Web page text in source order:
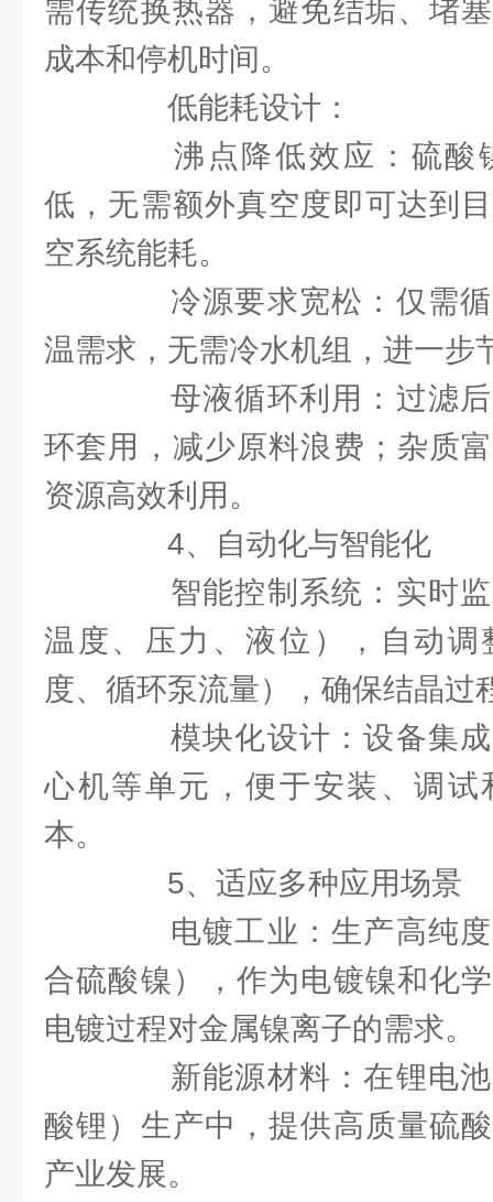
需传统换热器，避免结垢、堵
成本和停机时间。
低能耗设计：
沸点降低效应：硫酸
低，无需额外真空度即可达到
空系统能耗。
冷源要求宽松：仅需循
温需求，无需冷水机组，进一步
母液循环利用：过滤后
环套用，减少原料浪费；杂质
资源高效利用。
4、自动化与智能化
智能控制系统：实时监
温度、压力、液位），自动调
度、循环泵流量），确保结晶过
模块化设计：设备集成
心机等单元，便于安装、调试
本。
5、适应多种应用场景
电镀工业：生产高纯度
合硫酸镍），作为电镀镍和化
电镀过程对金属镍离子的需求。
新能源材料：在锂电池
酸锂）生产中，提供高质量硫
产业发展。